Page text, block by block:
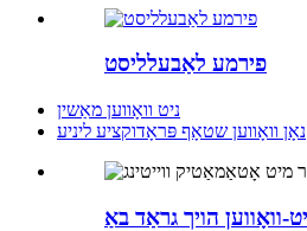
פירמע לאַבעלליסט
ניט וואָווען מאַשין
נאָן וואָווען שטאָף פּראָדוקציע ליניע